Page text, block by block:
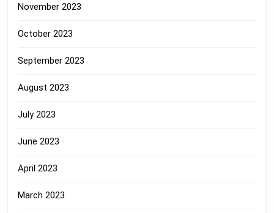
November 2023
October 2023
September 2023
August 2023
July 2023
June 2023
April 2023
March 2023